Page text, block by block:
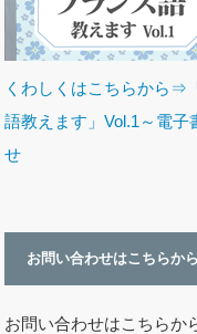
くわしくはこちらから⇒
語教えます」Vol.1～電子
せ
お問い合わせはこちらから
お問い合わせはこちらか